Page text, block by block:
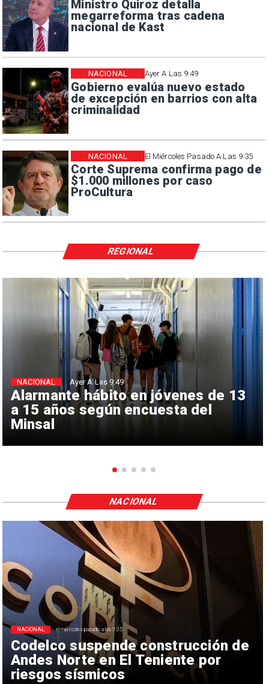
Ministro Quiroz detalla
megarreforma tras cadena
nacional de Kast
Ayer A Las 9:49
Gobierno evalúa nuevo estado
de excepción en barrios con alta
criminalidad
NACIONAL
El Miércoles Pasado A Las 9:35
Corte Suprema confirma pago de
$1.000 millones por caso
ProCultura
NACIONAL
Alarmante hábito en jóvenes de 13
a 15 años según encuesta del
Minsal
NACIONAL Ayer A Las 9:49
REGIONAL
Codelco suspende construcción de
Andes Norte en El Teniente por
riesgos sísmicos
NACIONAL el miércoles pasado a las 9:35
NACIONAL